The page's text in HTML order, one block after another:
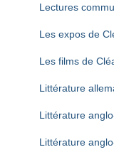
Lectures
Les expos de
Les films de
Littérature
Littérature
Littérature